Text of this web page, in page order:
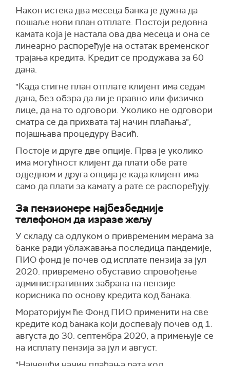
Након истека два месеца банка је дужна да
пошаље нови план отплате. Постоји редовна
камата која је настала ова два месеца и она се
линеарно распоређује на остатак временског
трајања кредита. Кредит се продужава за 60
дана.
"Када стигне план отплате клијент има седам
дана, без обзра да ли је правно или физичко
лице, да на то одговори. Уколико не одговори
сматра се да прихвата тај начин плаћања",
појашњава процедуру Васић.
Постоје и друге две опције. Прва је уколико
има могућност клијент да плати обе рате
одједном и друга опција је када клијент има
само да плати за камату а рате се распоређују.
За пензионере најбезбедније
телефоном да изразе жељу
У складу са одлуком о привременим мерама за
банке ради ублажавања последица пандемије,
ПИО фонд је почев од исплате пензија за јул
2020. привремено обуставио спровођење
административних забрана на пензије
корисника по основу кредита код банака.
Мораторијум ће Фонд ПИО применити на све
кредите код банака који доспевају почев од 1.
августа до 30. септембра 2020, а примењује се
на исплату пензија за јул и август.